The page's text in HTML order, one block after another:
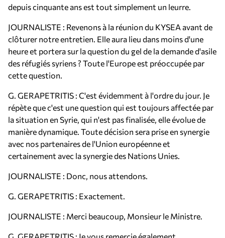
depuis cinquante ans est tout simplement un leurre.
JOURNALISTE : Revenons à la réunion du KYSEA avant de
clôturer notre entretien. Elle aura lieu dans moins d'une
heure et portera sur la question du gel de la demande d'asile
des réfugiés syriens ? Toute l'Europe est préoccupée par
cette question.
G. GERAPETRITIS : C'est évidemment à l'ordre du jour. Je
répète que c'est une question qui est toujours affectée par
la situation en Syrie, qui n'est pas finalisée, elle évolue de
manière dynamique. Toute décision sera prise en synergie
avec nos partenaires de l'Union européenne et
certainement avec la synergie des Nations Unies.
JOURNALISTE : Donc, nous attendons.
G. GERAPETRITIS : Exactement.
JOURNALISTE : Merci beaucoup, Monsieur le Ministre.